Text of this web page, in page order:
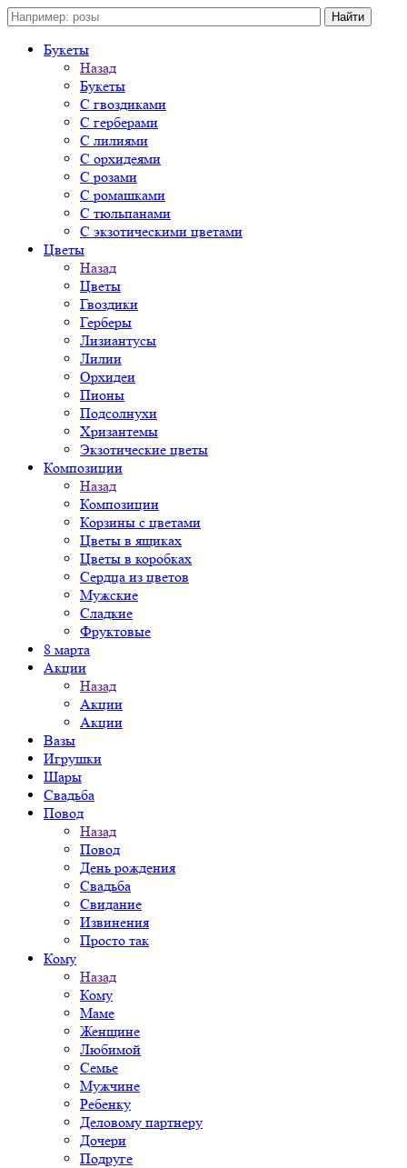
Букеты
Назад
Букеты
С гвоздиками
С герберами
С лилиями
С орхидеями
С розами
С ромашками
С тюльпанами
С экзотическими цветами
Цветы
Назад
Цветы
Гвоздики
Герберы
Лизиантусы
Лилии
Орхидеи
Пионы
Подсолнухи
Хризантемы
Экзотические цветы
Композиции
Назад
Композиции
Корзины с цветами
Цветы в ящиках
Цветы в коробках
Сердца из цветов
Мужские
Сладкие
Фруктовые
8 марта
Акции
Назад
Акции
Акции
Вазы
Игрушки
Шары
Свадьба
Повод
Назад
Повод
День рождения
Свадьба
Свидание
Извинения
Просто так
Кому
Назад
Кому
Маме
Женщине
Любимой
Семье
Мужчине
Ребенку
Деловому партнеру
Дочери
Подруге